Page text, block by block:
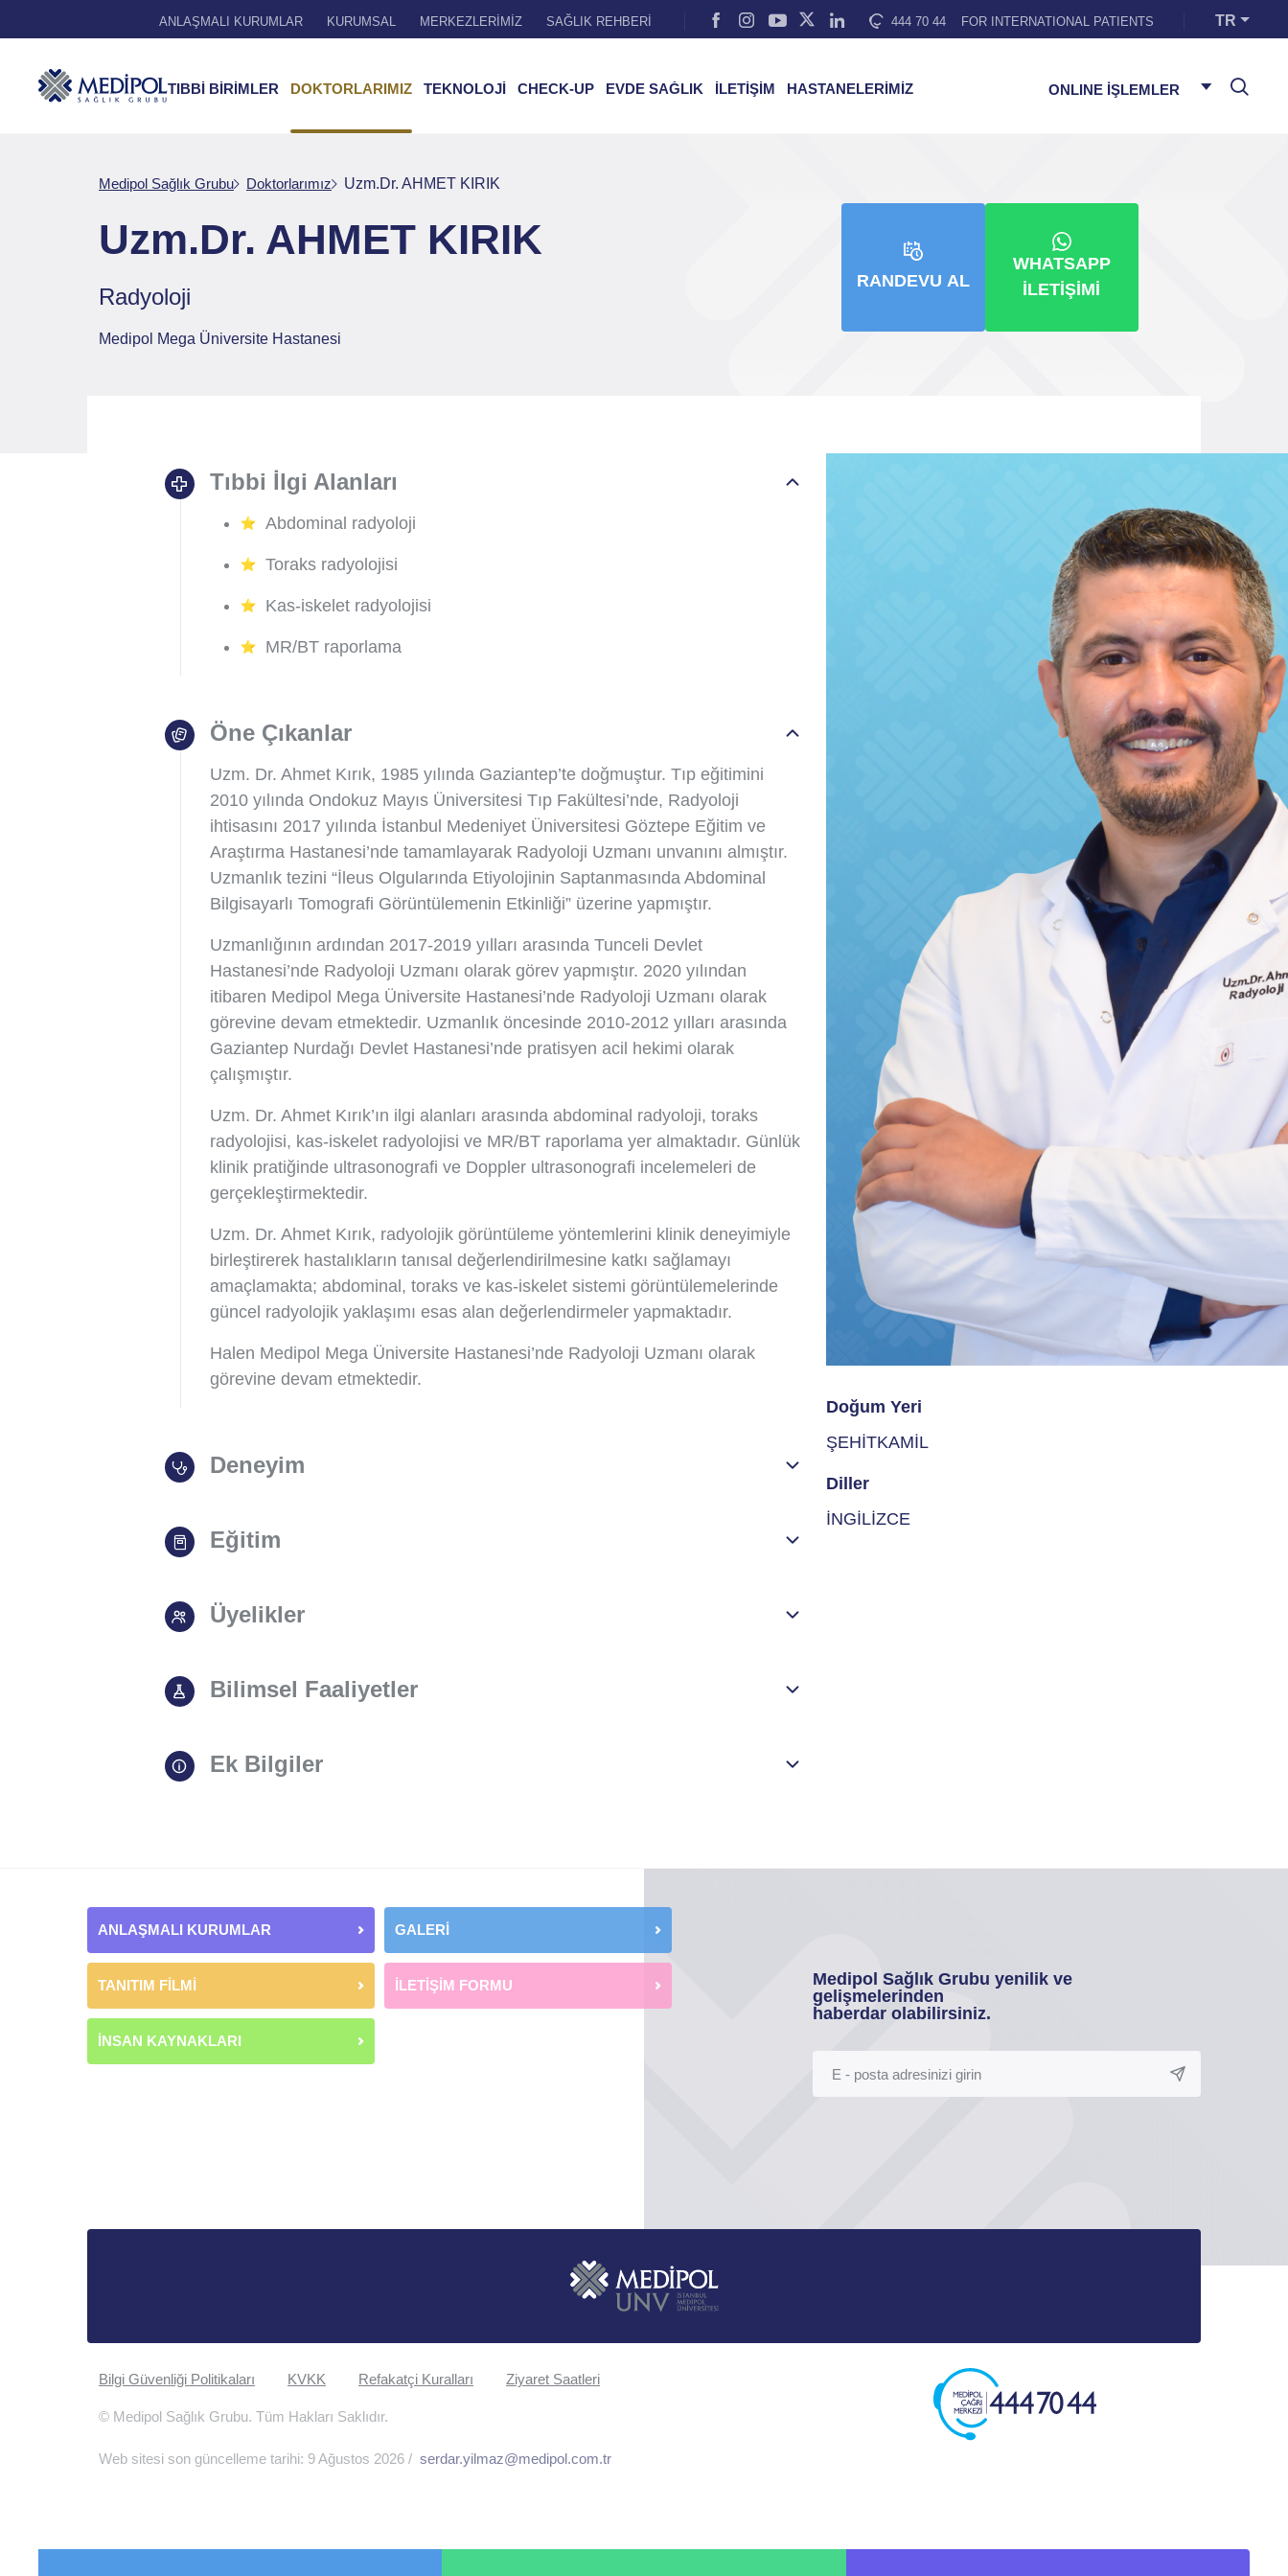
ANLAŞMALI KURUMLAR KURUMSAL MERKEZLERİMİZ SAĞLIK REHBERİ 444 70 44 FOR INTERNATIONAL PATIENTS TR
TIBBİ BİRİMLER DOKTORLARIMIZ TEKNOLOJİ CHECK-UP EVDE SAĞLIK İLETİŞİM HASTANELERİMİZ ONLINE İŞLEMLER
Medipol Sağlık Grubu Doktorlarımız Uzm.Dr. AHMET KIRIK
Uzm.Dr. AHMET KIRIK
Radyoloji
Medipol Mega Üniversite Hastanesi
RANDEVU AL
WHATSAPP
İLETIŞIMI
Doğum Yeri
ŞEHİTKAMİL
Diller
İNGİLİZCE
Tıbbi İlgi Alanları
Abdominal radyoloji
Toraks radyolojisi
Kas-iskelet radyolojisi
MR/BT raporlama
Öne Çıkanlar
Uzm. Dr. Ahmet Kırık, 1985 yılında Gaziantep’te doğmuştur. Tıp eğitimini
2010 yılında Ondokuz Mayıs Üniversitesi Tıp Fakültesi’nde, Radyoloji
ihtisasını 2017 yılında İstanbul Medeniyet Üniversitesi Göztepe Eğitim ve
Araştırma Hastanesi’nde tamamlayarak Radyoloji Uzmanı unvanını almıştır.
Uzmanlık tezini “İleus Olgularında Etiyolojinin Saptanmasında Abdominal
Bilgisayarlı Tomografi Görüntülemenin Etkinliği” üzerine yapmıştır.
Uzmanlığının ardından 2017-2019 yılları arasında Tunceli Devlet
Hastanesi’nde Radyoloji Uzmanı olarak görev yapmıştır. 2020 yılından
itibaren Medipol Mega Üniversite Hastanesi’nde Radyoloji Uzmanı olarak
görevine devam etmektedir. Uzmanlık öncesinde 2010-2012 yılları arasında
Gaziantep Nurdağı Devlet Hastanesi’nde pratisyen acil hekimi olarak
çalışmıştır.
Uzm. Dr. Ahmet Kırık’ın ilgi alanları arasında abdominal radyoloji, toraks
radyolojisi, kas-iskelet radyolojisi ve MR/BT raporlama yer almaktadır. Günlük
klinik pratiğinde ultrasonografi ve Doppler ultrasonografi incelemeleri de
gerçekleştirmektedir.
Uzm. Dr. Ahmet Kırık, radyolojik görüntüleme yöntemlerini klinik deneyimiyle
birleştirerek hastalıkların tanısal değerlendirilmesine katkı sağlamayı
amaçlamakta; abdominal, toraks ve kas-iskelet sistemi görüntülemelerinde
güncel radyolojik yaklaşımı esas alan değerlendirmeler yapmaktadır.
Halen Medipol Mega Üniversite Hastanesi’nde Radyoloji Uzmanı olarak
görevine devam etmektedir.
Deneyim
Eğitim
Üyelikler
Bilimsel Faaliyetler
Ek Bilgiler
ANLAŞMALI KURUMLAR GALERİ
TANITIM FİLMİ İLETİŞİM FORMU
İNSAN KAYNAKLARI
Medipol Sağlık Grubu yenilik ve
gelişmelerinden
haberdar olabilirsiniz.
Bilgi Güvenliği Politikaları KVKK Refakatçi Kuralları Ziyaret Saatleri
© Medipol Sağlık Grubu. Tüm Hakları Saklıdır.
Web sitesi son güncelleme tarihi: 9 Ağustos 2026 / serdar.yilmaz@medipol.com.tr